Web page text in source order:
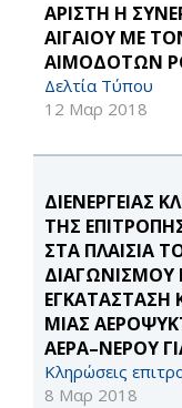
ΑΡΙΣΤΗ Η
ΑΙΓΑΙΟΥ ΜΕ
ΑΙΜΟΔΟΤΩΝ
Δελτία Τύπου
12 Μαρ 2018
ΔΙΕΝΕΡΓΕΙΑΣ
ΤΗΣ
ΣΤΑ ΠΛΑΙΣΙΑ
ΔΙΑΓΩΝΙΣΜΟΥ
ΕΓΚΑΤΑΣΤΑΣΗ
ΜΙΑΣ
ΑΕΡΑ–ΝΕΡΟΥ
Κληρώσεις
8 Μαρ 2018